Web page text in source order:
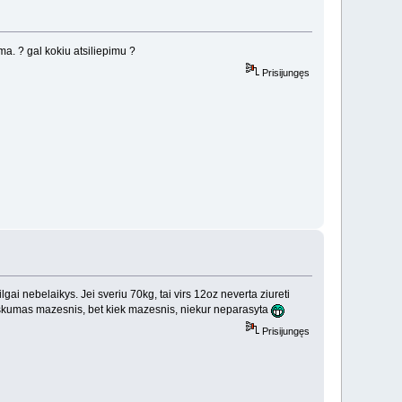
? gal kokiu atsiliepimu ?
Prisijungęs
nebelaikys. Jei sveriu 70kg, tai virs 12oz neverta ziureti
mazesnis, bet kiek mazesnis, niekur neparasyta
Prisijungęs